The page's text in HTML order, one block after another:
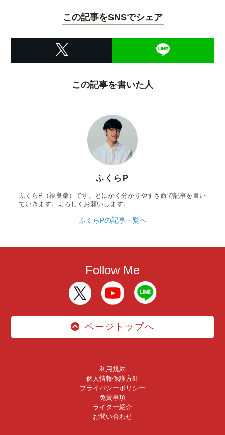
この記事をSNSでシェア
この記事を書いた人
ふくらP
ふくらP（福良拳）です。とにかく分かりやすさ命で記事を書い
ていきます。よろしくお願いします。
ふくらPの記事一覧へ
Follow Me
ページトップへ
利用規約
個人情報保護方針
プライバシーポリシー
免責事項
ライター紹介
お問い合わせ